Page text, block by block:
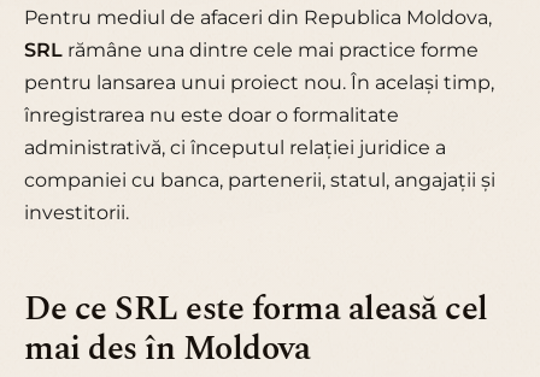
Pentru mediul de afaceri din Republica Moldova,
SRL rămâne una dintre cele mai practice forme
pentru lansarea unui proiect nou. În același timp,
înregistrarea nu este doar o formalitate
administrativă, ci începutul relației juridice a
companiei cu banca, partenerii, statul, angajații și
investitorii.
De ce SRL este forma aleasă cel
mai des în Moldova